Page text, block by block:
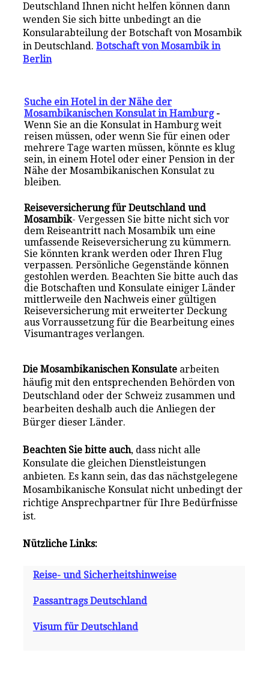
Deutschland Ihnen nicht helfen können dann
wenden Sie sich bitte unbedingt an die
Konsularabteilung der Botschaft von Mosambik
in Deutschland.Botschaft von Mosambik in
Berlin
Suche ein Hotel in der Nähe der
Mosambikanischen Konsulat in Hamburg-
Wenn Sie an die Konsulat in Hamburg weit
reisen müssen, oder wenn Sie für einen oder
mehrere Tage warten müssen, könnte es klug
sein, in einem Hotel oder einer Pension in der
Nähe der Mosambikanischen Konsulat zu
bleiben.
Reiseversicherung für Deutschland und
Mosambik- Vergessen Sie bitte nicht sich vor
dem Reiseantritt nach Mosambik um eine
umfassende Reiseversicherung zu kümmern.
Sie könnten krank werden oder Ihren Flug
verpassen. Persönliche Gegenstände können
gestohlen werden. Beachten Sie bitte auch das
die Botschaften und Konsulate einiger Länder
mittlerweile den Nachweis einer gültigen
Reiseversicherung mit erweiterter Deckung
aus Vorraussetzung für die Bearbeitung eines
Visumantrages verlangen.
Die Mosambikanischen Konsulate arbeiten
häufig mit den entsprechenden Behörden von
Deutschland oder der Schweiz zusammen und
bearbeiten deshalb auch die Anliegen der
Bürger dieser Länder.
Beachten Sie bitte auch, dass nicht alle
Konsulate die gleichen Dienstleistungen
anbieten. Es kann sein, das das nächstgelegene
Mosambikanische Konsulat nicht unbedingt der
richtige Ansprechpartner für Ihre Bedürfnisse
ist.
Nützliche Links:
Reise- und Sicherheitshinweise
Passantrags Deutschland
Visum für Deutschland